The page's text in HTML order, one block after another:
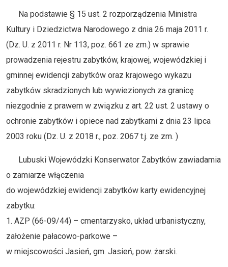
Na podstawie § 15 ust. 2 rozporządzenia Ministra
Kultury i Dziedzictwa Narodowego z dnia 26 maja 2011 r.
(Dz. U. z 2011 r. Nr 113, poz. 661 ze zm.) w sprawie
prowadzenia rejestru zabytków, krajowej, wojewódzkiej i
gminnej ewidencji zabytków oraz krajowego wykazu
zabytków skradzionych lub wywiezionych za granicę
niezgodnie z prawem w związku z art. 22 ust. 2 ustawy o
ochronie zabytków i opiece nad zabytkami z dnia 23 lipca
2003 roku (Dz. U. z 2018 r., poz. 2067 t.j. ze zm. )
Lubuski Wojewódzki Konserwator Zabytków zawiadamia
o zamiarze włączenia
do wojewódzkiej ewidencji zabytków karty ewidencyjnej
zabytku:
1. AZP (66-09/44) – cmentarzysko, układ urbanistyczny,
założenie pałacowo-parkowe –
w miejscowości Jasień, gm. Jasień, pow. żarski.